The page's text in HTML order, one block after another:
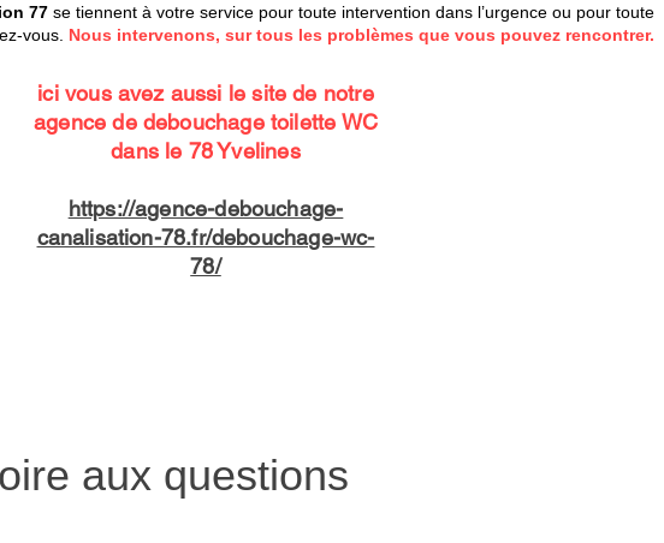
77se tiennent à votre service pour toute intervention dans l’urgence ou pour toute
vous. Nous intervenons, sur tous les problèmes que vous pouvez rencontrer.
ici vous avez aussi le site de notre
agence de debouchage toilette WC
dans le 78 Yvelines
https://agence-debouchage-
canalisation-78.fr/debouchage-wc-
78/
aux questions